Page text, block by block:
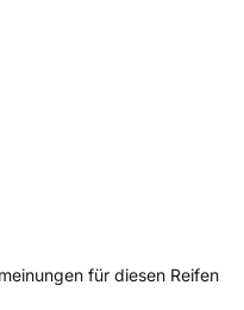
für diesen Reifen